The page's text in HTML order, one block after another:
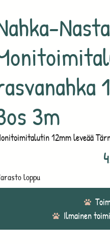
Nasta
3m
12mm leveää
loppu
Ilmainen